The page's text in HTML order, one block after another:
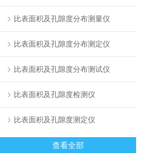
比表面积及孔隙度分布测量仪
比表面积及孔隙度分布测定仪
比表面积及孔隙度分布测试仪
比表面积及孔隙度检测仪
比表面积及孔隙度测定仪
查看全部